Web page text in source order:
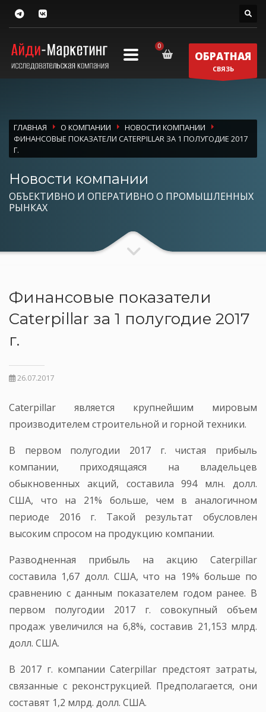
ОБРАТНАЯ
СВЯЗЬ
ГЛАВНАЯ О КОМПАНИИ
НОВОСТИ КОМПАНИИ
ФИНАНСОВЫЕ ПОКАЗАТЕЛИ CATERPILLAR ЗА 1 ПОЛУГОДИЕ 2017
Г.
Новости компании
ОБЪЕКТИВНО И ОПЕРАТИВНО О ПРОМЫШЛЕННЫХ
РЫНКАХ
Финансовые показатели
Caterpillar за 1 полугодие 2017
г.
26.07.2017
Caterpillar является крупнейшим мировым
производителем строительной и горной техники.
В первом полугодии 2017 г. чистая прибыль
компании, приходящаяся на владельцев
обыкновенных акций, составила 994 млн. долл.
США, что на 21% больше, чем в аналогичном
периоде 2016 г. Такой результат обусловлен
высоким спросом на продукцию компании.
Разводненная прибыль на акцию Caterpillar
составила 1,67 долл. США, что на 19% больше по
сравнению с данным показателем годом ранее. В
первом полугодии 2017 г. совокупный объем
продаж увеличился на 6,8%, составив 21,153 млрд.
долл. США.
В 2017 г. компании Caterpillar предстоят затраты,
связанные с реконструкцией. Предполагается, они
составят 1,2 млрд. долл. США.